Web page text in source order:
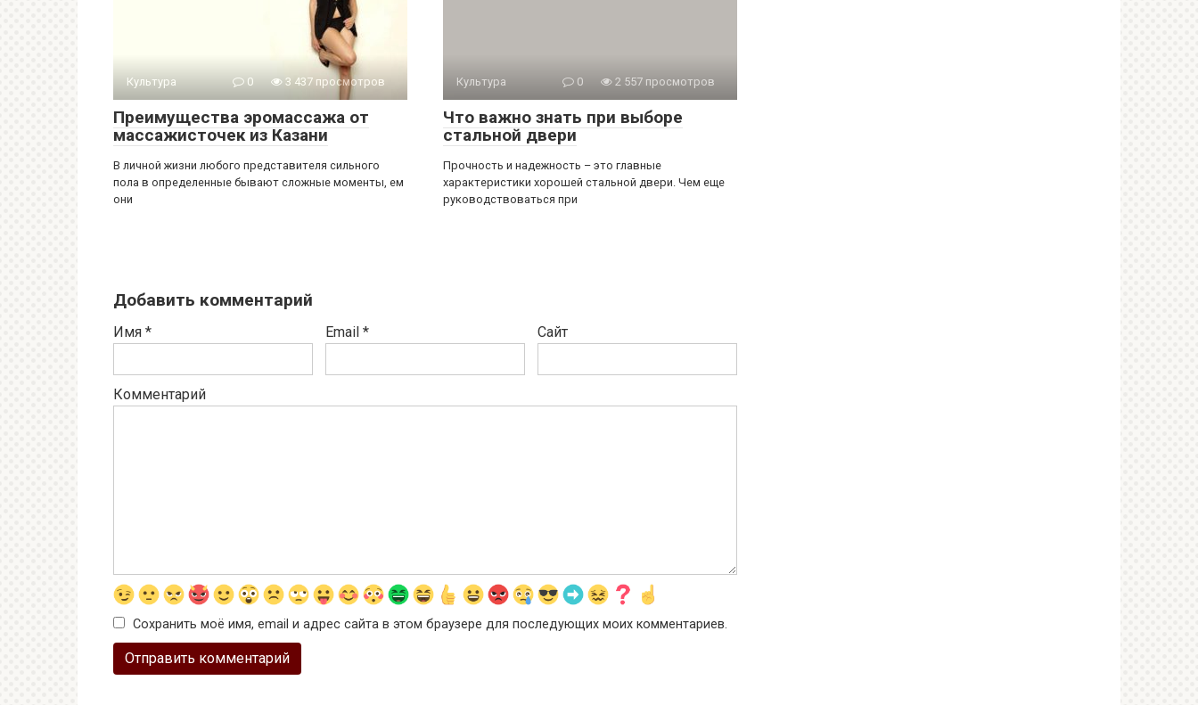
Культура 0 3 437 просмотров
Преимущества эромассажа от
массажисточек из Казани
В личной жизни любого представителя сильного
пола в определенные бывают сложные моменты, ем
они
Культура 0 2 557 просмотров
Что важно знать при выборе
стальной двери
Прочность и надежность – это главные
характеристики хорошей стальной двери. Чем еще
руководствоваться при
Добавить комментарий
Имя * Email * Сайт
Комментарий
Сохранить моё имя, email и адрес сайта в этом браузере для последующих моих комментариев.